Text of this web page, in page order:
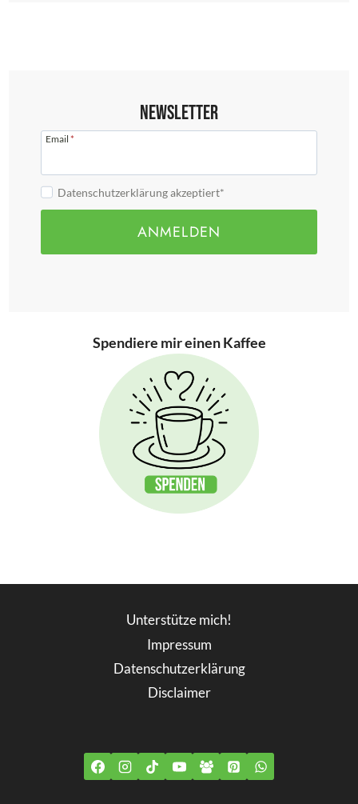
Newsletter
Email *
Datenschutzerklärung akzeptiert*
ANMELDEN
Spendiere mir einen Kaffee
Unterstütze mich!
Impressum
Datenschutzerklärung
Disclaimer